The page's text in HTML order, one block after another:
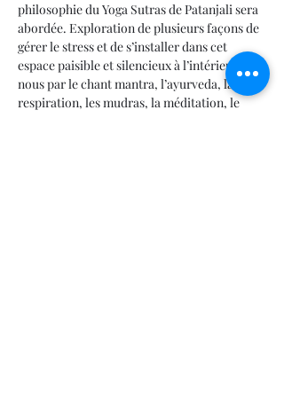
philosophie du Yoga Sutras de Patanjali sera
abordée. Exploration de plusieurs façons de
gérer le stress et de s’installer dans cet
espace paisible et silencieux à l’intérieur de
nous par le chant mantra, l’ayurveda, la
respiration, les mudras, la méditation, le